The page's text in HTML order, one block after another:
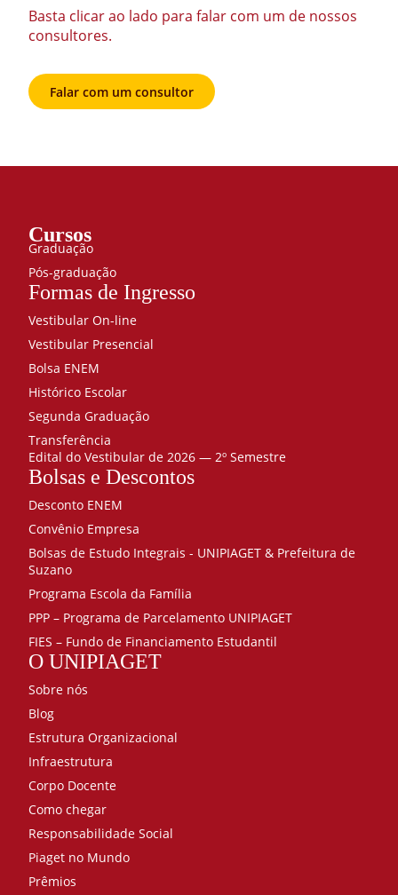
Basta clicar ao lado para falar com um de nossos
consultores.
Falar com um consultor
Cursos
Graduação
Pós-graduação
Formas de Ingresso
Vestibular On-line
Vestibular Presencial
Bolsa ENEM
Histórico Escolar
Segunda Graduação
Transferência
Edital do Vestibular de 2026 — 2º Semestre
Bolsas e Descontos
Desconto ENEM
Convênio Empresa
Bolsas de Estudo Integrais - UNIPIAGET & Prefeitura de
Suzano
Programa Escola da Família
PPP – Programa de Parcelamento UNIPIAGET
FIES – Fundo de Financiamento Estudantil
O UNIPIAGET
Sobre nós
Blog
Estrutura Organizacional
Infraestrutura
Corpo Docente
Como chegar
Responsabilidade Social
Piaget no Mundo
Prêmios